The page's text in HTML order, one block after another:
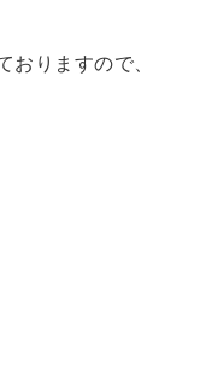
りますので、